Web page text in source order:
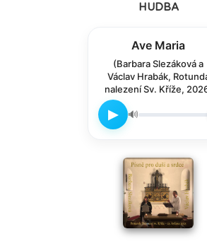
HUDBA
Ave Maria
(Barbara Slezáková a
Václav Hrabák,
nalezení Sv. Kříže,
▶ 🔊